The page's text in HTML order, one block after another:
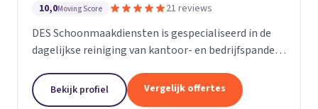
10,0Moving Score 21 reviews
DES Schoonmaakdiensten is gespecialiseerd in de
dagelijkse reiniging van kantoor- en bedrijfspanden
ervaring in de glas- en gevelreiniging. Maar met...
Bekijk profiel Vergelijk offertes